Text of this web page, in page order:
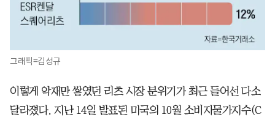
그래픽=김성규
이렇게 악재만 쌓였던 리츠 시장 분위기가 최근 들어선 다소
달라졌다. 지난 14일 발표된 미국의 10월 소비자물가지수(C